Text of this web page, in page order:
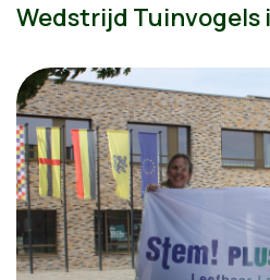
Wedstrijd Tuinvogels